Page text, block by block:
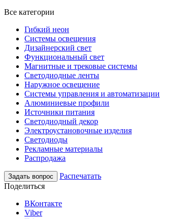
Все категории
Гибкий неон
Системы освещения
Дизайнерский свет
Функциональный свет
Магнитные и трековые системы
Светодиодные ленты
Наружное освещение
Системы управления и автоматизации
Алюминиевые профили
Источники питания
Светодиодный декор
Электроустановочные изделия
Светодиоды
Рекламные материалы
Распродажа
Задать вопрос
Распечатать
Поделиться
ВКонтакте
Viber